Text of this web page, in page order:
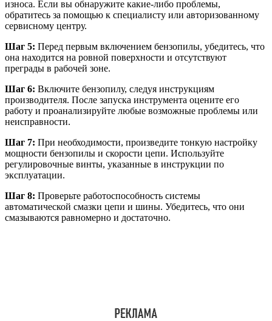
износа. Если вы обнаружите какие-либо проблемы,
обратитесь за помощью к специалисту или авторизованному
сервисному центру.
Шаг 5: Перед первым включением бензопилы, убедитесь, что
она находится на ровной поверхности и отсутствуют
преграды в рабочей зоне.
Шаг 6: Включите бензопилу, следуя инструкциям
производителя. После запуска инструмента оцените его
работу и проанализируйте любые возможные проблемы или
неисправности.
Шаг 7: При необходимости, произведите тонкую настройку
мощности бензопилы и скорости цепи. Используйте
регулировочные винты, указанные в инструкции по
эксплуатации.
Шаг 8: Проверьте работоспособность системы
автоматической смазки цепи и шины. Убедитесь, что они
смазываются равномерно и достаточно.